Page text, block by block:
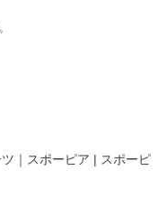
｜スポーピア | スポーピ